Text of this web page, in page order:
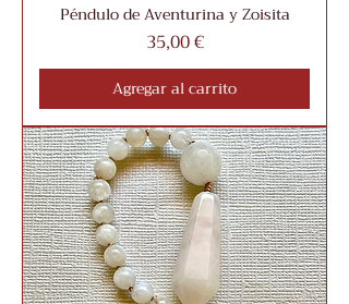
Péndulo de Aventurina y Zoisita
Precio
35,00 €
Agregar al carrito